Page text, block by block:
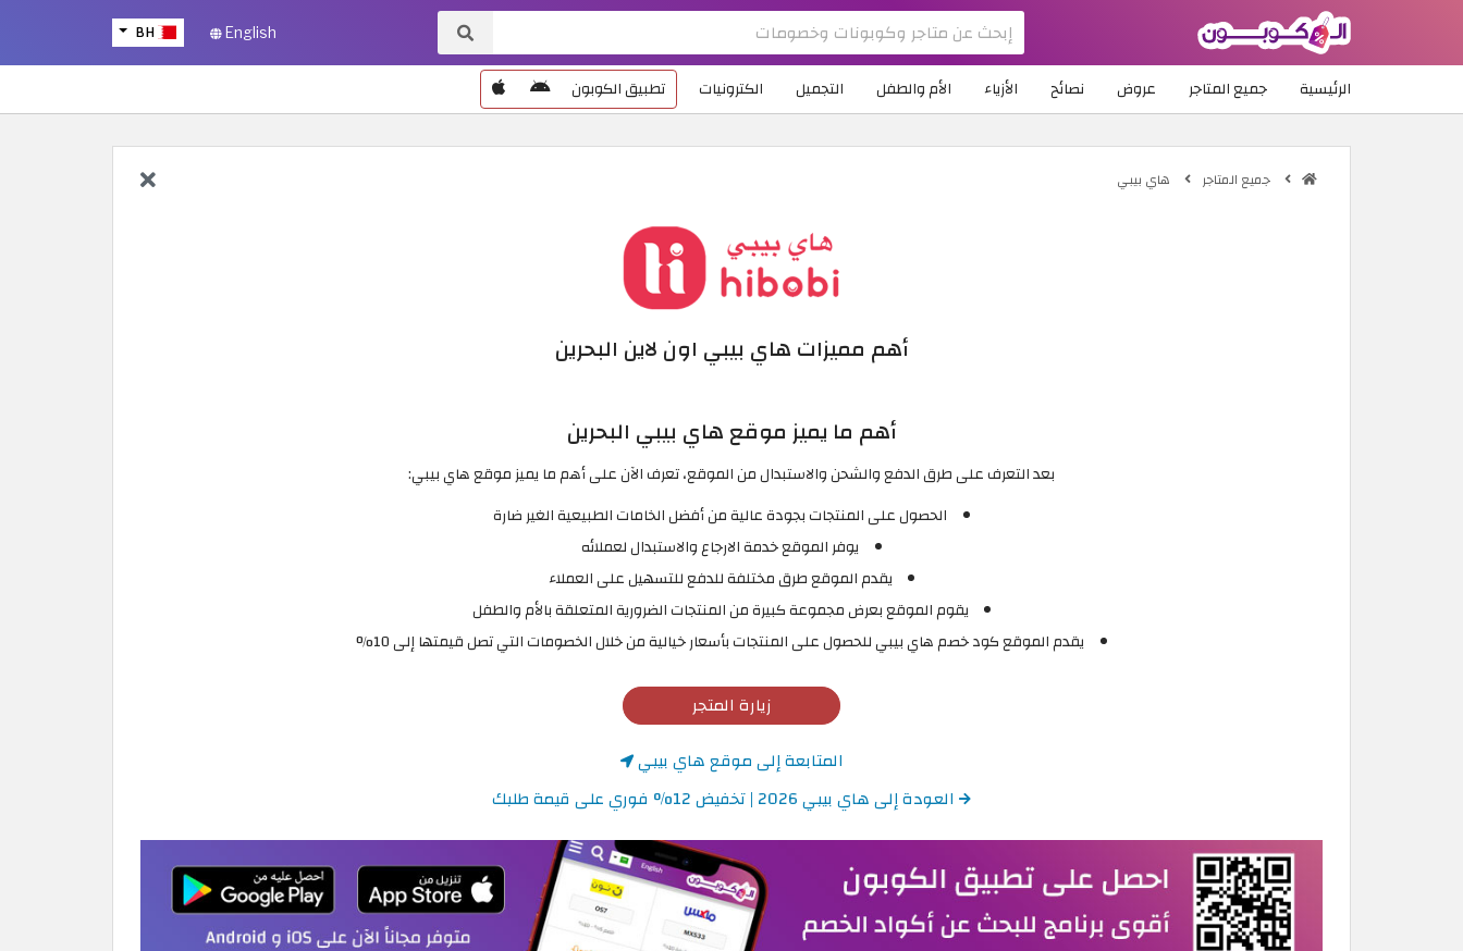
BH English
الرئيسية جميع المتاجر عروض نصائح الأزياء الأم والطفل التجميل الكترونيات تطبيق الكوبون
جميع المتاجر هاي بيبي
أهم مميزات هاي بيبي اون لاين البحرين
أهم ما يميز موقع هاي بيبي البحرين
بعد التعرف على طرق الدفع والشحن والاستبدال من الموقع، تعرف الآن على أهم ما يميز موقع هاي بيبي:
الحصول على المنتجات بجودة عالية من أفضل الخامات الطبيعية الغير ضارة
يوفر الموقع خدمة الارجاع والاستبدال لعملائه
يقدم الموقع طرق مختلفة للدفع للتسهيل على العملاء
يقوم الموقع بعرض مجموعة كبيرة من المنتجات الضرورية المتعلقة بالأم والطفل
يقدم الموقع كود خصم هاي بيبي للحصول على المنتجات بأسعار خيالية من خلال الخصومات التي تصل قيمتها إلى 10%
زيارة المتجر
المتابعة إلى موقع هاي بيبي
العودة إلى هاي بيبي 2026 | تخفيض 12% فوري على قيمة طلبك